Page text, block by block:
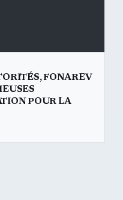
FONAREV
POUR LA